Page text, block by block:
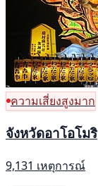
ความเสี่ยงสูงมาก
จังหวัดอาโอโมริ
9,131 เหตุการณ์